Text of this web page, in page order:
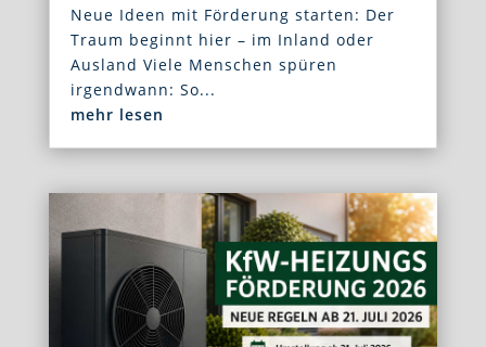
Neue Ideen mit Förderung starten: Der
Traum beginnt hier – im Inland oder
Ausland Viele Menschen spüren
irgendwann: So...
mehr lesen